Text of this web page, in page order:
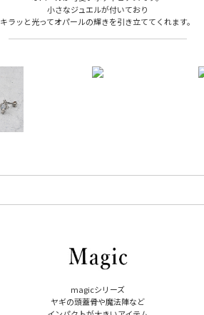
小さなジュエルが付いており
キラッと光ってオパールの輝きを引き立ててくれます。
magicシリーズ
ヤギの頭蓋骨や魔法陣など